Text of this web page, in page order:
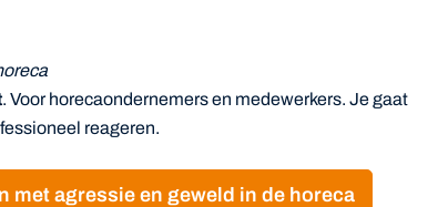
. Voor horecaondernemers en medewerkers. Je gaat
reageren.
met agressie en geweld in de horeca